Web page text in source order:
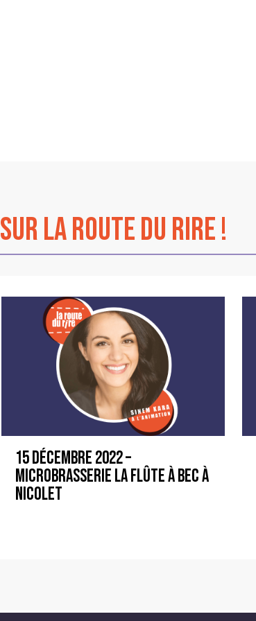
sur La Route du Rire !
15 décembre 2022 –
Microbrasserie la Flûte à Bec à
Nicolet